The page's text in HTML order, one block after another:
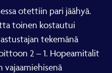
otettiin pari jäähyä.
toinen kostautui
tekemänä
2 – 1. Hopeamitalit
vajaamiehisenä